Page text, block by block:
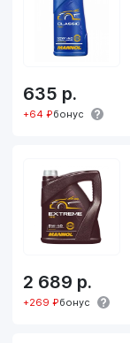
635 р.
+64 ₽бонус
2 689 р.
+269 ₽бонус